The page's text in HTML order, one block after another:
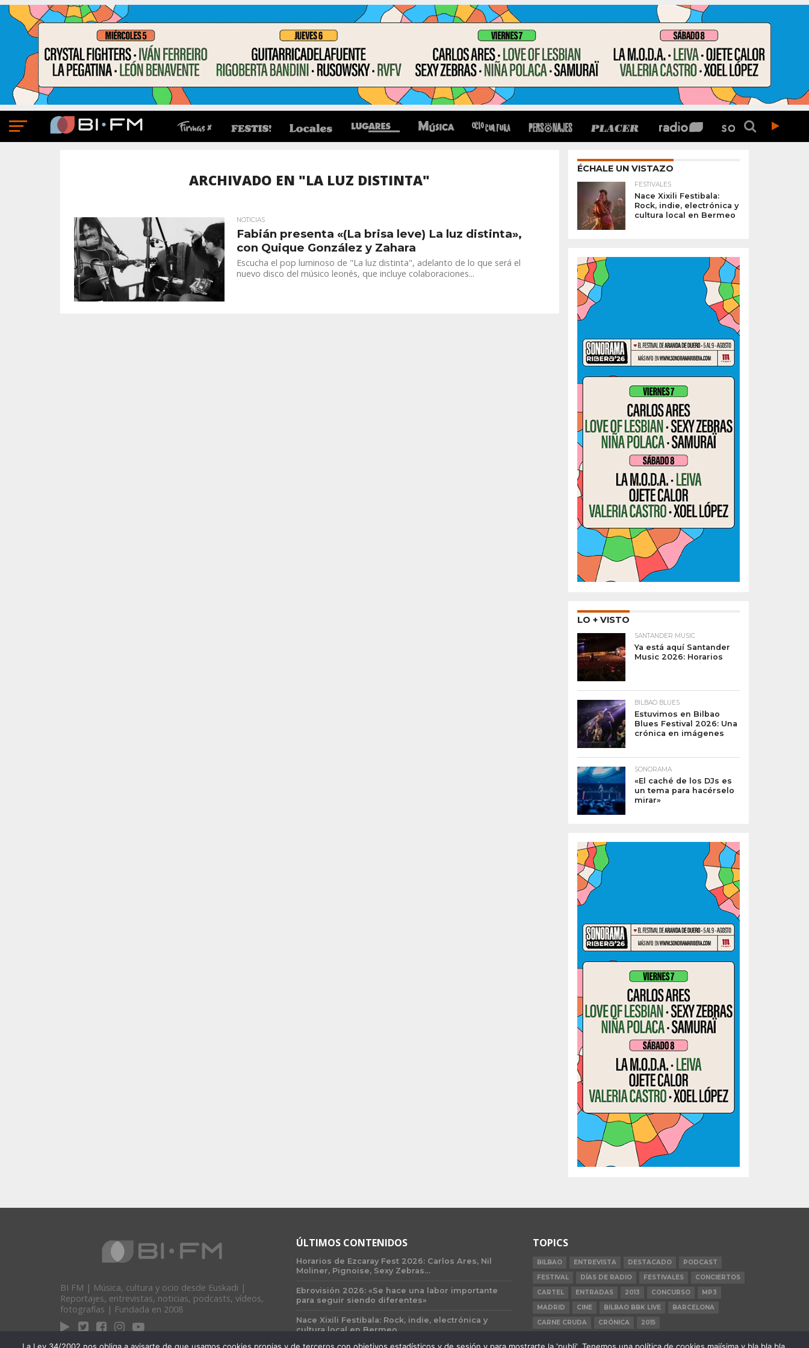
ARCHIVADO EN "LA LUZ DISTINTA"
NOTICIAS
Fabián presenta «(La brisa leve) La luz distinta»,
con Quique González y Zahara
Escucha el pop luminoso de "La luz distinta", adelanto de lo que será el
nuevo disco del músico leonés, que incluye colaboraciones...
ÉCHALE UN VISTAZO
FESTIVALES
Nace Xixili Festibala:
Rock, indie, electrónica y
cultura local en Bermeo
LO + VISTO
SANTANDER MUSIC
Ya está aquí Santander
Music 2026: Horarios
BILBAO BLUES
Estuvimos en Bilbao
Blues Festival 2026: Una
crónica en imágenes
SONORAMA
«El caché de los DJs es
un tema para hacérselo
mirar»
BI FM | Música, cultura y ocio desde Euskadi |
Reportajes, entrevistas, noticias, podcasts, vídeos,
fotografías | Fundada en 2008
ÚLTIMOS CONTENIDOS
Horarios de Ezcaray Fest 2026: Carlos Ares, Nil
Moliner, Pignoise, Sexy Zebras…
Ebrovisión 2026: «Se hace una labor importante
para seguir siendo diferentes»
Nace Xixili Festibala: Rock, indie, electrónica y
cultura local en Bermeo
TOPICS
BILBAO ENTREVISTA DESTACADO
PODCAST
FESTIVAL
DÍAS DE RADIO FESTIVALES
CONCIERTOS
CARTEL
ENTRADAS 2013 CONCURSO
MP3
MADRID
CINE BILBAO BBK LIVE
BARCELONA
CARNE CRUDA
CRÓNICA 2015